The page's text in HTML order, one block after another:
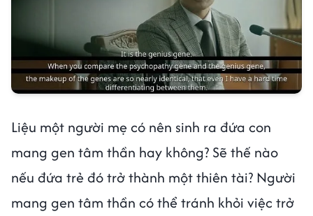
Liệu một người mẹ có nên sinh ra đứa con
mang gen tâm thần hay không? Sẽ thế nào
nếu đứa trẻ đó trở thành một thiên tài? Người
mang gen tâm thần có thể tránh khỏi việc trở